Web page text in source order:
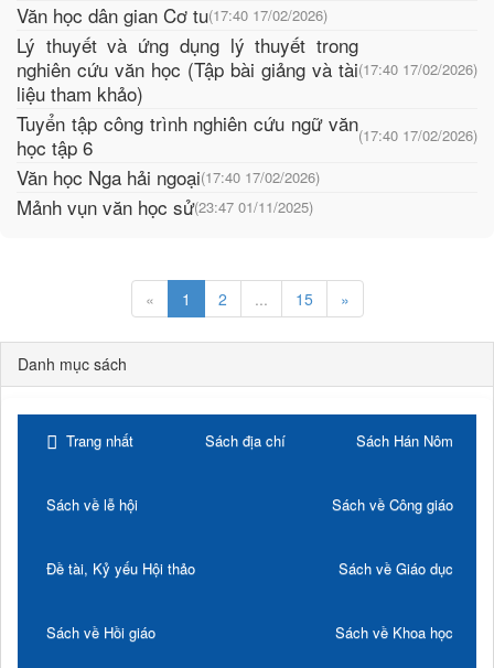
Văn học dân gian Cơ tu(17:40 17/02/2026)
Lý thuyết và ứng dụng lý thuyết trong
nghiên cứu văn học (Tập bài giảng và tài
liệu tham khảo)
(17:40 17/02/2026)
Tuyển tập công trình nghiên cứu ngữ văn
học tập 6
(17:40 17/02/2026)
Văn học Nga hải ngoại(17:40 17/02/2026)
Mảnh vụn văn học sử(23:47 01/11/2025)
« 1 2 ... 15 »
Danh mục sách
Trang nhất Sách địa chí Sách Hán Nôm
Sách về lễ hội Sách về Công giáo
Đề tài, Kỷ yếu Hội thảo Sách về Giáo dục
Sách về Hồi giáo Sách về Khoa học